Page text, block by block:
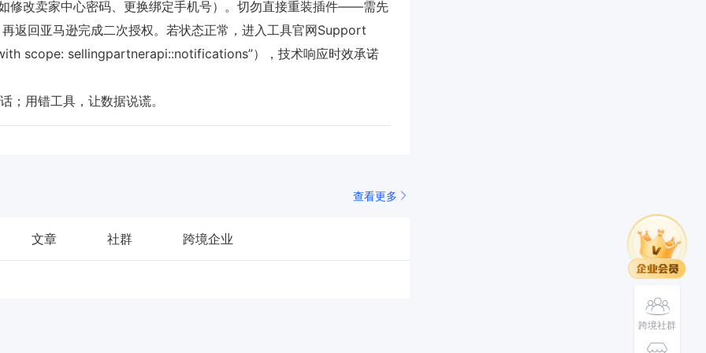
修改卖家中心密码、更换绑定手机号）。切勿直接重装插件——需先
返回亚马逊完成二次授权。若状态正常，进入工具官网Support
scope: sellingpartnerapi::notifications”），技术响应时效承诺
；用错工具，让数据说谎。
查看更多
文章 社群 跨境企业
跨境社群